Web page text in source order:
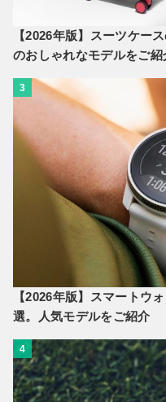
【2026年版】スーツケー
のおしゃれなモデルをご紹
3
【2026年版】スマートウ
選。人気モデルをご紹介
4